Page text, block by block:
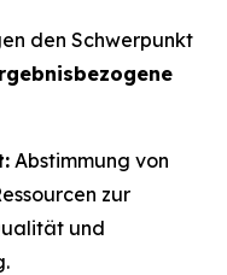
den Schwerpunkt
Abstimmung von
zur
und